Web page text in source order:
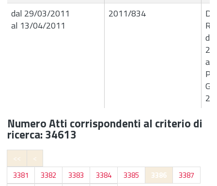
dal 29/03/2011
al 13/04/2011
2011/834
Numero Atti corrispondenti al criterio di
ricerca: 34613
<<
<
3381
3382 3383 3384 3385 3386
3387